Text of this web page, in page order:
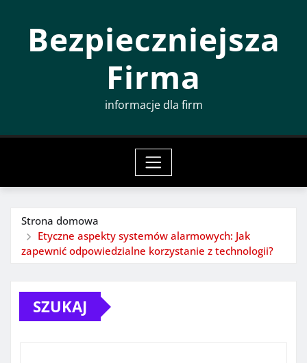
Bezpieczniejsza
Firma
informacje dla firm
Strona domowa
Etyczne aspekty systemów alarmowych: Jak
zapewnić odpowiedzialne korzystanie z technologii?
SZUKAJ